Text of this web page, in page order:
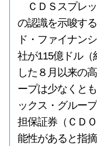
ＣＤＳスプレ
の認識を示唆す
ド・ファイナン
社が115億ドル（
した８月以来の
ープは少なくと
ックス・グルー
担保証券（ＣＤ
能性があると指摘